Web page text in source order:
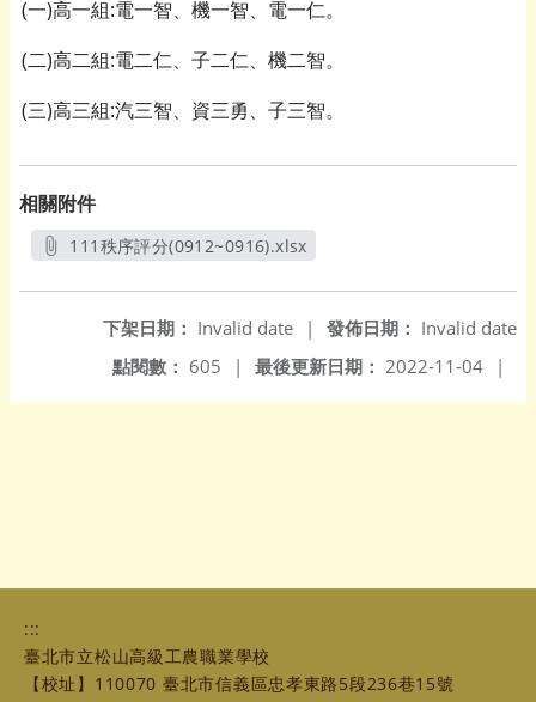
(一)高一組:電一智、機一智、電一仁。
(二)高二組:電二仁、子二仁、機二智。
(三)高三組:汽三智、資三勇、子三智。
相關附件
111秩序評分(0912~0916).xlsx
發佈日期： Invalid date
下架日期： Invalid date
|
最後更新日期： 2022-11-04 |
點閱數： 605 |
:::
臺北市立松山高級工農職業學校
【校址】110070 臺北市信義區忠孝東路5段236巷15號